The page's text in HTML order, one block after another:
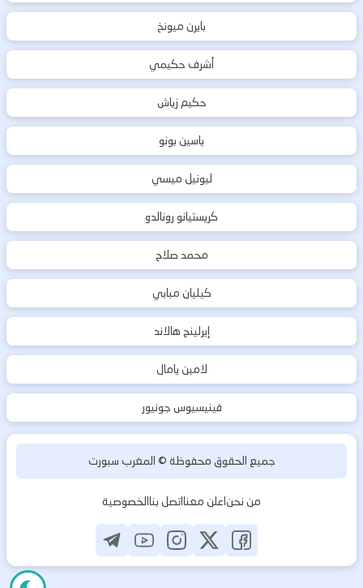
بايرن ميونخ
أشرف حكيمي
حكيم زياش
ياسين بونو
ليونيل ميسي
كريستيانو رونالدو
محمد صلاح
كيليان مبابي
إيرلينج هالاند
لامين يامال
فينيسيوس جونيور
جميع الحقوق محفوظة ©المغرب سبورت
من نحناعلن معنااتصل بناالخصوصية